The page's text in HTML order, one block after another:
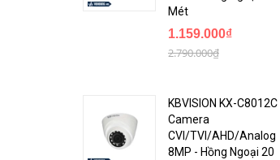
Mét
1.159.000₫
2.790.000₫
KBVISION KX-C8012C |
Camera
CVI/TVI/AHD/Analog
8MP - Hồng Ngoại 20